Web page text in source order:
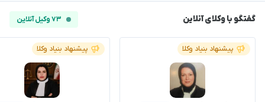
گفتگو با وکلای آنلاین ۷۳ وکیل آنلاین
پیشنهاد بنیاد وکلا پیشنهاد بنیاد وکلا